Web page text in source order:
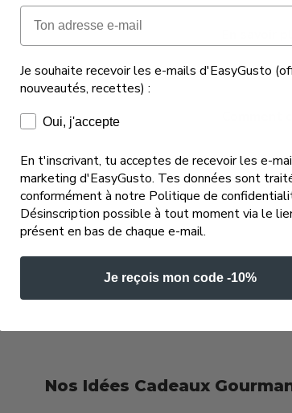
En savoir
Combien
Nos Idées Cadeaux
Email
Je souhaite recevoir les e-mails d'EasyGusto
nouveautés, recettes) :
Consentement e-mails marketing
Oui, j'accepte
En t'inscrivant, tu acceptes de recevoir les e-
marketing d'EasyGusto. Tes données sont
conformément à notre Politique de
Désinscription possible à tout moment via le
présent en bas de chaque e-mail.
Je reçois mon code -10%